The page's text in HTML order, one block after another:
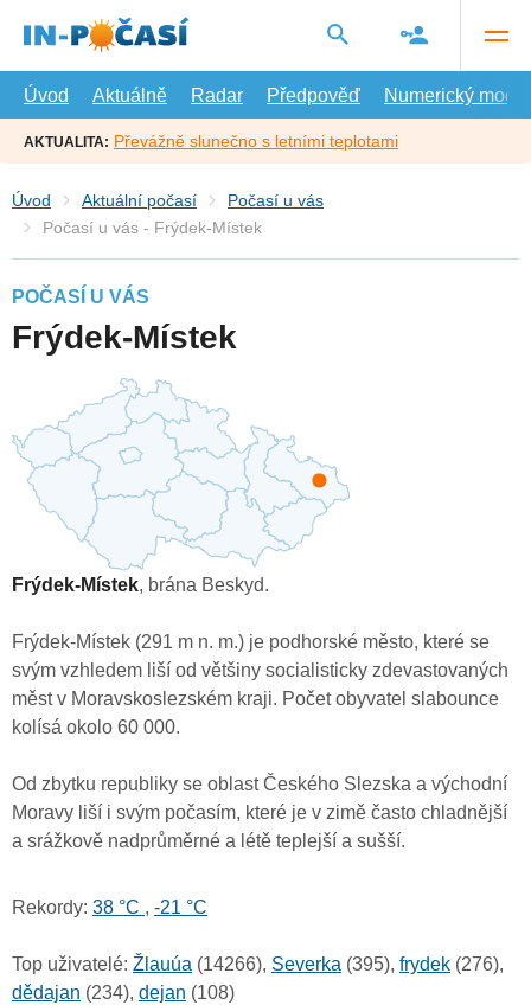
hlavní
Úvod
Aktuálně Radar Předpověď Numerický model
AKTUALITA: Převážně slunečno s letními teplotami
Úvod Aktuální počasí
Počasí u vás
Počasí u vás - Frýdek-Místek
POČASÍ U VÁS
Frýdek-Místek
Frýdek-Místek, brána Beskyd.
Frýdek-Místek (291 m n. m.) je podhorské město, které se
svým vzhledem liší od většiny socialisticky zdevastovaných
měst v Moravskoslezském kraji. Počet obyvatel slabounce
kolísá okolo 60 000.
Od zbytku republiky se oblast Českého Slezska a východní
Moravy liší i svým počasím, které je v zimě často chladnější
a srážkově nadprůměrné a létě teplejší a sušší.
Rekordy: 38 °C , -21 °C
Top uživatelé: Žlauúa (14266), Severka (395), frydek (276),
dědajan (234), dejan (108)